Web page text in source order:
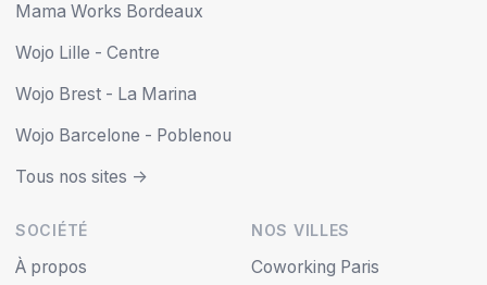
Mama Works Bordeaux
Wojo Lille - Centre
Wojo Brest - La Marina
Wojo Barcelone - Poblenou
Tous nos sites ->
SOCIÉTÉ
À propos
NOS VILLES
Coworking Paris